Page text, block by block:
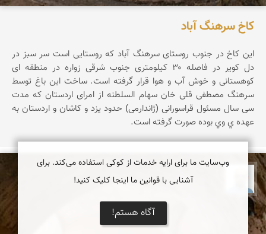
کاخ سرهنگ آباد
این کاخ در جنوب روستای سرهنگ آباد که روستایی است سر سبز در
دل کویر در فاصله ۳۰ کیلومتری جنوب شرقی زواره در منطقه ای
کوهستانی و خوش آب و هوا قرار گرفته است. ساخت این باغ توسط
سرهنگ مصطفی قلی خان سهام السلطنه از امرای اردستان که مدت
سی سال مسئول قراسورانی (ژاندارمی) حدود یزد و کاشان و اردستان به
عهده ي وي بوده صورت گرفته است.
بابک ارجمندی
وب‌سایت ما برای ارایه خدمات از کوکی استفاده می‌کند. برای
آشنایی با قوانین ما اینجا کلیک کنید!
آگاه هستم!